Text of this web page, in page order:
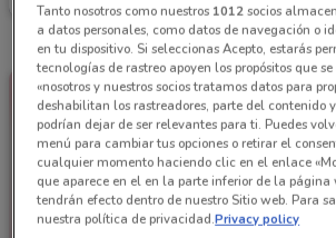
Tanto nosotros como nuestros 1012socios
a datos personales, como datos de navegación o
en tu dispositivo. Si seleccionas Acepto, estarás
tecnologías de rastreo apoyen los propósitos que
«nosotros y nuestros socios tratamos datos para
deshabilitan los rastreadores, parte del contenido
podrían dejar de ser relevantes para ti. Puedes
menú para cambiar tus opciones o retirar el
cualquier momento haciendo clic en el enlace
que aparece en el en la parte inferior de la página
tendrán efecto dentro de nuestro Sitio web. Para
nuestra política de privacidad.Privacy policy